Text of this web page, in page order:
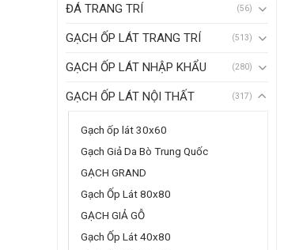
ĐÁ TRANG TRÍ (56)
GẠCH ỐP LÁT TRANG TRÍ (513)
GẠCH ỐP LÁT NHẬP KHẨU (280)
GẠCH ỐP LÁT NỘI THẤT (317)
Gạch ốp lát 30x60
Gạch Giả Da Bò Trung Quốc
GẠCH GRAND
Gạch Ốp Lát 80x80
GẠCH GIẢ GỖ
Gạch Ốp Lát 40x80